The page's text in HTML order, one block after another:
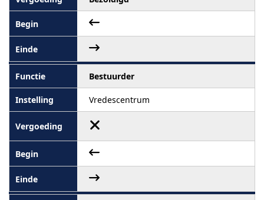
Bestuurder
Vredescentrum